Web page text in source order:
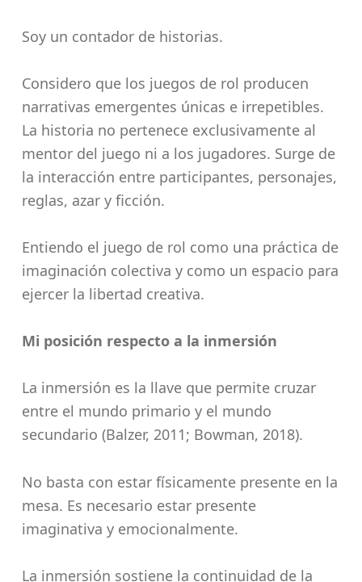
Soy un contador de historias.
Considero que los juegos de rol producen
narrativas emergentes únicas e irrepetibles.
La historia no pertenece exclusivamente al
mentor del juego ni a los jugadores. Surge de
la interacción entre participantes, personajes,
reglas, azar y ficción.
Entiendo el juego de rol como una práctica de
imaginación colectiva y como un espacio para
ejercer la libertad creativa.
Mi posición respecto a la inmersión
La inmersión es la llave que permite cruzar
entre el mundo primario y el mundo
secundario (Balzer, 2011; Bowman, 2018).
No basta con estar físicamente presente en la
mesa. Es necesario estar presente
imaginativa y emocionalmente.
La inmersión sostiene la continuidad de la